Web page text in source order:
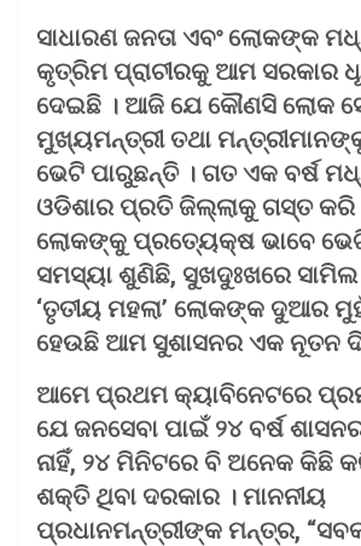
ସାଧାରଣ ଜନତା ଏବଂ ଲୋକଙ୍କ
କୃତ୍ରିମ ପ୍ରାଚୀରକୁ ଆମ ସରକାର
ଦେଇଛି । ଆଜି ଯେ କୌଣସି ଲୋକ
ମୁଖ୍ୟମନ୍ତ୍ରୀ ତଥା
ଭେଟି ପାରୁଛନ୍ତି । ଗତ ଏକ ବର୍ଷ
ଓଡିଶାର ପ୍ରତି ଜିଲ୍ଲାକୁ ଗସ୍ତ
ଲୋକଙ୍କୁ ପ୍ରତ୍ୟେକ୍ଷ ଭାବେ
ସମସ୍ୟା ଶୁଣିଛି, ସୁଖଦୁଃଖରେ
‘ତୃତୀୟ ମହଲା’ ଲୋକଙ୍କ ଦୁଆର
ହେଉଛି ଆମ ସୁଶାସନର ଏକ ନୂତନ
ଆମେ ପ୍ରଥମ କ୍ୟାବିନେଟରେ
ଯେ ଜନସେବା ପାଇଁ ୨୪ ବର୍ଷ
ନାହିଁ, ୨୪ ମିନିଟରେ ବି ଅନେକ କିଛି
ଶକ୍ତି ଥିବା ଦରକାର । ମାନନୀୟ
ପ୍ରଧାନମନ୍ତ୍ରୀଙ୍କ ମନ୍ତ୍ର,